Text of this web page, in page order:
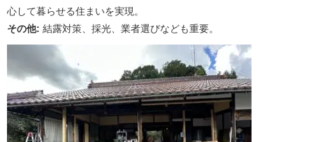
心して暮らせる住まいを実現。
その他: 結露対策、採光、業者選びなども重要。